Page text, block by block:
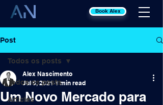
Book Alex
Post
Todos os posts
Articles
Todos os posts
Um Novo Mercado para
Alex Nascimento
Jul 5, 2021 1 min read